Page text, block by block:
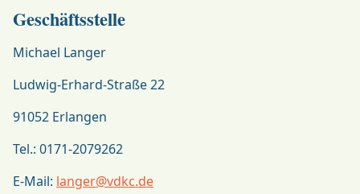
Geschäftsstelle
Michael Langer
Ludwig-Erhard-Straße 22
91052 Erlangen
Tel.: 0171-2079262
E-Mail: langer@vdkc.de